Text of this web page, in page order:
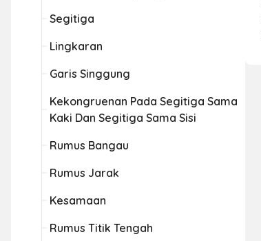
Segitiga
Lingkaran
Garis Singgung
Kekongruenan Pada Segitiga Sama
Kaki Dan Segitiga Sama Sisi
Rumus Bangau
Rumus Jarak
Kesamaan
Rumus Titik Tengah